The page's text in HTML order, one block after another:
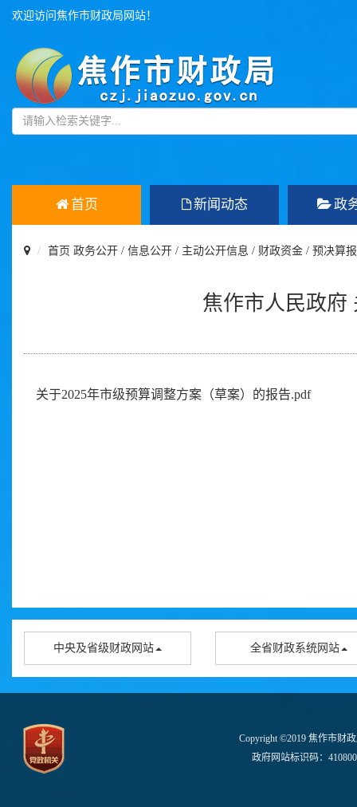
欢迎访问焦作市财政局网站！
首页 新闻动态 政
首页 政务公开 / 信息公开 / 主动公开信息 / 财政资金 / 预决算
焦作市人民政府
关于2025年市级预算调整方案（草案）的报告.pdf
中央及省级财政网站 全省财政系统网站
Copyright ©2019 焦作市财
政府网站标识码：